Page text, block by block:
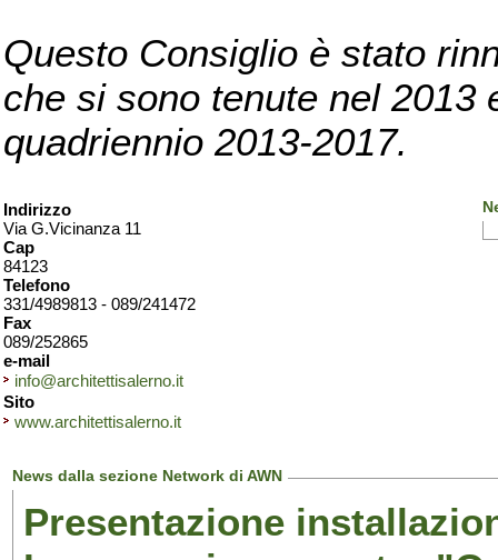
Questo Consiglio è stato
che si sono tenute nel 2013
quadriennio 2013-2017.
Indirizzo
Via G.Vicinanza 11
Cap
84123
Telefono
331/4989813 - 089/241472
Fax
089/252865
e-mail
info@architettisalerno.it
Sito
www.architettisalerno.it
News dalla sezione Network di AWN
Presentazione